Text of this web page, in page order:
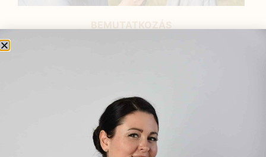
BEMUTATKOZÁS
férfiak egészségének megőrzése és helyreállítása.